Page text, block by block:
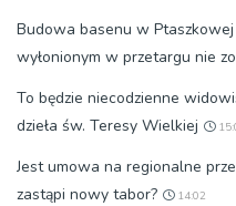
Budowa basenu w
wyłonionym w przetargu nie
To będzie niecodzienne
dzieła św. Teresy Wielkiej
Jest umowa na regionalne
zastąpi nowy tabor?
14:02